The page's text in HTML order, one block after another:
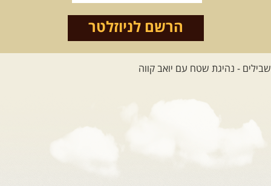
והמרגשות בעולם. קירגיסטאן היא לא ...
26.08-02.09.2026 - גאורגיה,
המגדלים של הקווקז
הקווקז הגבוה מחכה לכם: נתיבי שטח
מרהיבים, פסגות מושלגות, אירוח ...
[המשך]
הרשם לניוזלטר